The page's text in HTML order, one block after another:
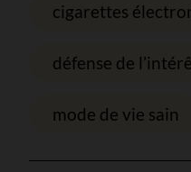
cigarettes
défense de
mode de vie sain